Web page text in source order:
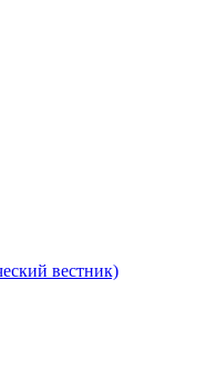
вестник)